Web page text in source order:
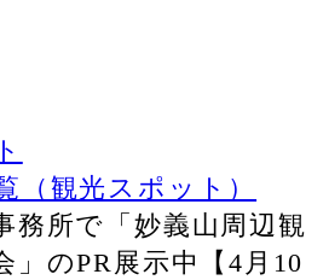
（観光スポット）
務所で「妙義山周辺観
」のPR展示中【4月10